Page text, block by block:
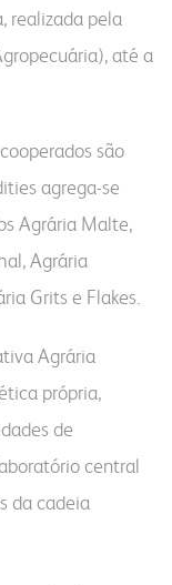
bms
realizada pela
até a
são
agrega-se
Agrária Malte,
Agrária
Grits e Flakes.
Agrária
própria,
de
central
da cadeia